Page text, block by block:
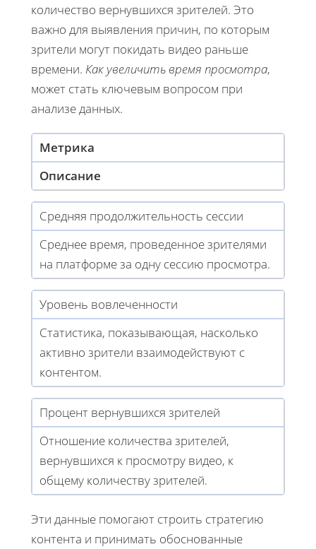
количество вернувшихся зрителей. Это
важно для выявления причин, по которым
зрители могут покидать видео раньше
времени. Как увеличить время просмотра,
может стать ключевым вопросом при
анализе данных.
Метрика
Описание
Средняя продолжительность сессии
Среднее время, проведенное зрителями
на платформе за одну сессию просмотра.
Уровень вовлеченности
Статистика, показывающая, насколько
активно зрители взаимодействуют с
контентом.
Процент вернувшихся зрителей
Отношение количества зрителей,
вернувшихся к просмотру видео, к
общему количеству зрителей.
Эти данные помогают строить стратегию
контента и принимать обоснованные